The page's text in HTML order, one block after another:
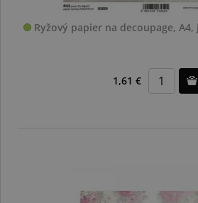
Ryžový papier na decoupage,
1,61 €